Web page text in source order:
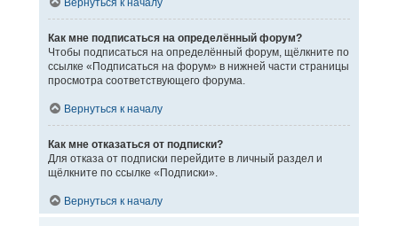
Вернуться к началу
Как мне подписаться на определённый форум?
Чтобы подписаться на определённый форум, щёлкните по
ссылке «Подписаться на форум» в нижней части страницы
просмотра соответствующего форума.
Вернуться к началу
Как мне отказаться от подписки?
Для отказа от подписки перейдите в личный раздел и
щёлкните по ссылке «Подписки».
Вернуться к началу